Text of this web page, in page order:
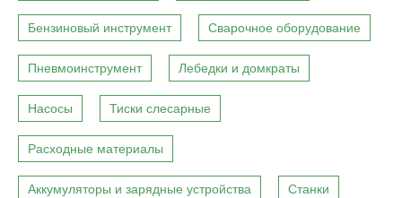
Бензиновый инструмент Сварочное оборудование
Пневмоинструмент Лебедки и домкраты
Насосы Тиски слесарные
Расходные материалы
Аккумуляторы и зарядные устройства Станки